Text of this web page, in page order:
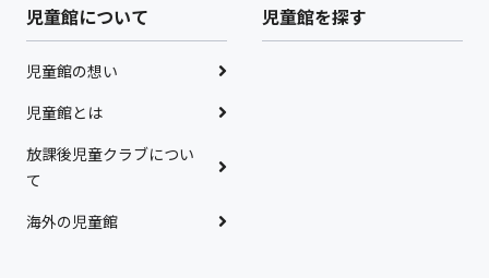
児童館について
児童館の想い
児童館とは
放課後児童クラブについ
て
海外の児童館
児童館を探す